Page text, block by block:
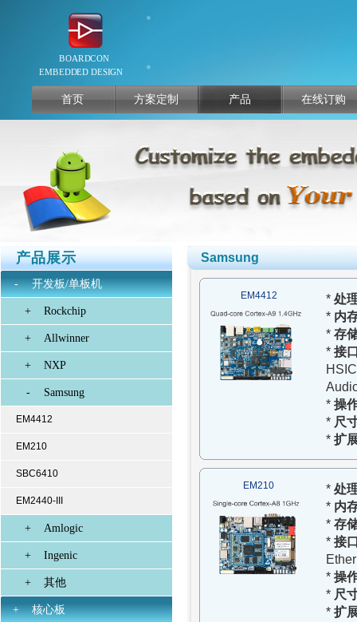
首页 方案定制 产品 在线订购
产品展示
- 开发板/单板机
+ Rockchip
+ Allwinner
+ NXP
- Samsung
EM4412
EM210
SBC6410
EM2440-III
+ Amlogic
+ Ingenic
+ 其他
+ 核心板
Samsung
EM4412 * 处
* 内
* 存
* 接
* 操
* 尺
* 扩
EM210 * 处
* 内
* 存
* 接
* 操
* 尺
* 扩